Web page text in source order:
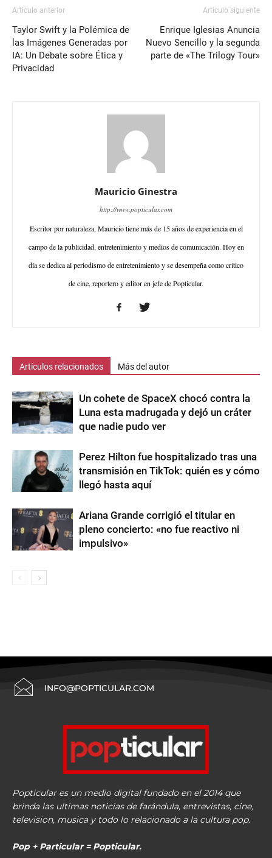
Artículo anterior
Taylor Swift y la Polémica de
las Imágenes Generadas por
IA: Un Debate sobre Ética y
Privacidad
Artículo siguiente
Enrique Iglesias Anuncia
Nuevo Sencillo y la segunda
parte de «The Trilogy Tour»
Mauricio Ginestra
http://www.popticular.com
Escritor por naturaleza, Mauricio tiene más de 15 años de experiencia en el
campo de la publicidad, entretenimiento y medios de comunicación. Hoy en
día se dedica al periodismo de entretenimiento y se desempeña como crítico
de cine, reportero y editor en jefe de Popticular.
Artículos relacionados Más del autor
Un cohete de SpaceX chocó contra la
Luna esta madrugada y dejó un cráter
que nadie pudo ver
Perez Hilton fue hospitalizado tras una
transmisión en TikTok: quién es y cómo
llegó hasta aquí
Ariana Grande corrigió el titular en
pleno concierto: «no fue reactivo ni
impulsivo»
INFO@POPTICULAR.COM
Popticular es un medio digital fundado en el 2014 que
brinda las ultimas noticias de farándula, entrevistas, cine,
television, musica y todo lo relacionado a la cultura pop.
Pop + Particular = Popticular.